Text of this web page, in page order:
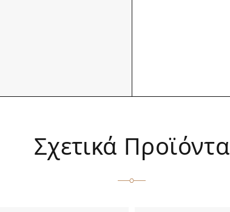
Σχετικά Προϊόντα